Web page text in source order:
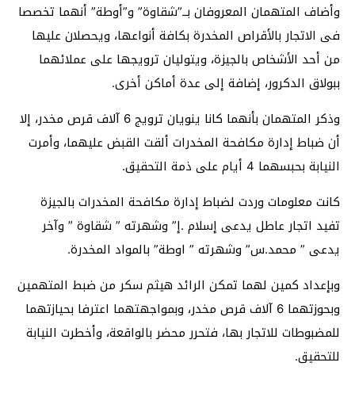
وأضاف المتهمان المعروفان بــ”شقاوة” و”أوطة” أنهما تخصصا
فى الاتجار بالأقراص المخدرة بكافة أنواعها، ويحصلان عليها
من أحد الأشخاص بالجيزة، ويتوليان ترويجها على عملائهما
ببولاق الدكرور، إضافة إلى عدة أماكن أخرى.
وذكر المتهمان بأنهما كانا ينويان ترويج 6 آلاف قرص مخدر، إلا
أن ضباط إدارة مكافحة المخدرات ألقت القبض عليهما، وأمرت
النيابة بحبسهما 4 أيام على ذمة التحقيق.
كانت معلومات وردت لضباط إدارة مكافحة المخدرات بالجيزة
تفيد اتجار عاطل يدعى إسلام .إ” وشهرته ” شقاوة ” وآخر
يدعى ” محمد.س” وشهرته ” اوطة” بالمواد المخدرة.
وبإعداد كمين لهما تمكن الرائد هيثم سكر من ضبط المتهمين
وبحوزتهما 6 آلاف قرص مخدر، وبمواجهتهما اعترفا بحيازتهما
للمضبوطات للاتجار بها، فتحرر محضر بالواقعة، وأخطرت النيابة
للتحقيق.